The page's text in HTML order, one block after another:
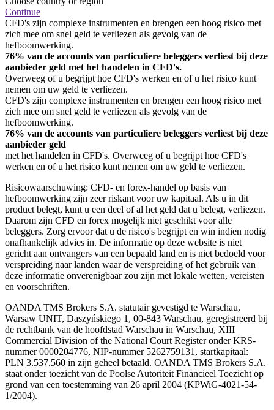
Continue
CFD's zijn complexe instrumenten en brengen een hoog risico met
zich mee om snel geld te verliezen als gevolg van de
hefboomwerking.
76% van de accounts van particuliere beleggers verliest bij deze
aanbieder geld met het handelen in CFD's.
Overweeg of u begrijpt hoe CFD's werken en of u het risico kunt
nemen om uw geld te verliezen.
CFD's zijn complexe instrumenten en brengen een hoog risico met
zich mee om snel geld te verliezen als gevolg van de
hefboomwerking.
76% van de accounts van particuliere beleggers verliest bij deze
aanbieder geld
met het handelen in CFD's. Overweeg of u begrijpt hoe CFD's
werken en of u het risico kunt nemen om uw geld te verliezen.
Risicowaarschuwing: CFD- en forex-handel op basis van
hefboomwerking zijn zeer riskant voor uw kapitaal. Als u in dit
product belegt, kunt u een deel of al het geld dat u belegt, verliezen.
Daarom zijn CFD en forex mogelijk niet geschikt voor alle
beleggers. Zorg ervoor dat u de risico's begrijpt en win indien nodig
onafhankelijk advies in. De informatie op deze website is niet
gericht aan ontvangers van een bepaald land en is niet bedoeld voor
verspreiding naar landen waar de verspreiding of het gebruik van
deze informatie onverenigbaar zou zijn met lokale wetten, vereisten
en voorschriften.
OANDA TMS Brokers S.A. statutair gevestigd te Warschau,
Warsaw UNIT, Daszyńskiego 1, 00-843 Warschau, geregistreerd bij
de rechtbank van de hoofdstad Warschau in Warschau, XIII
Commercial Division of the National Court Register onder KRS-
nummer 0000204776, NIP-nummer 5262759131, startkapitaal:
PLN 3.537.560 in zijn geheel betaald. OANDA TMS Brokers S.A.
staat onder toezicht van de Poolse Autoriteit Financieel Toezicht op
grond van een toestemming van 26 april 2004 (KPWiG-4021-54-
1/2004).